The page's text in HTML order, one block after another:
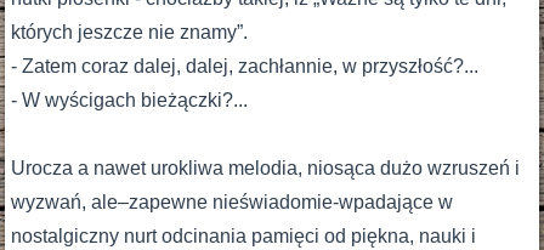
których jeszcze nie znamy”.
- Zatem coraz dalej, dalej, zachłannie, w przyszłość?...
- W wyścigach bieżączki?...
Urocza a nawet urokliwa melodia, niosąca dużo wzruszeń i
wyzwań, ale–zapewne nieświadomie-wpadające w
nostalgiczny nurt odcinania pamięci od piękna, nauki i